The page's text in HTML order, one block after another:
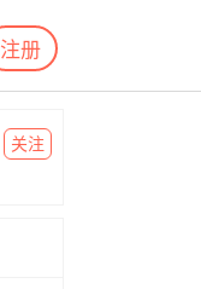
注册
关注